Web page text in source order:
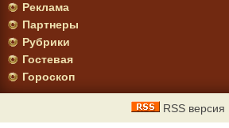
Реклама
Партнеры
Рубрики
Гостевая
Гороскоп
RSS версия